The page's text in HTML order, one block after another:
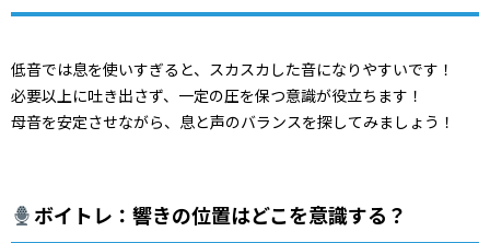
低音では息を使いすぎると、スカスカした音になりやすいです！
必要以上に吐き出さず、一定の圧を保つ意識が役立ちます！
母音を安定させながら、息と声のバランスを探してみましょう！
ボイトレ：響きの位置はどこを意識する？